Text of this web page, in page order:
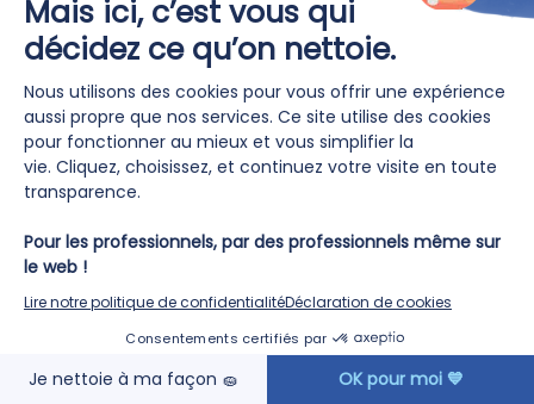
2026 marque bien plus qu’un
24Avril
EN SAVOIR PLUS